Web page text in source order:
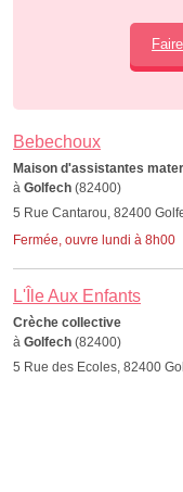
Bebechoux
Maison d'assistantes
à Golfech (82400)
5 Rue Cantarou, 82400
Fermée, ouvre lundi à 8h00
L'Île Aux Enfants
Crèche collective
à Golfech (82400)
5 Rue des Ecoles, 82400